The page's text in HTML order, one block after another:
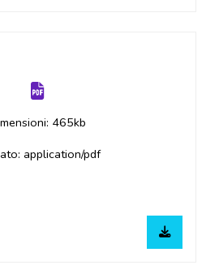
465kb
application/pdf